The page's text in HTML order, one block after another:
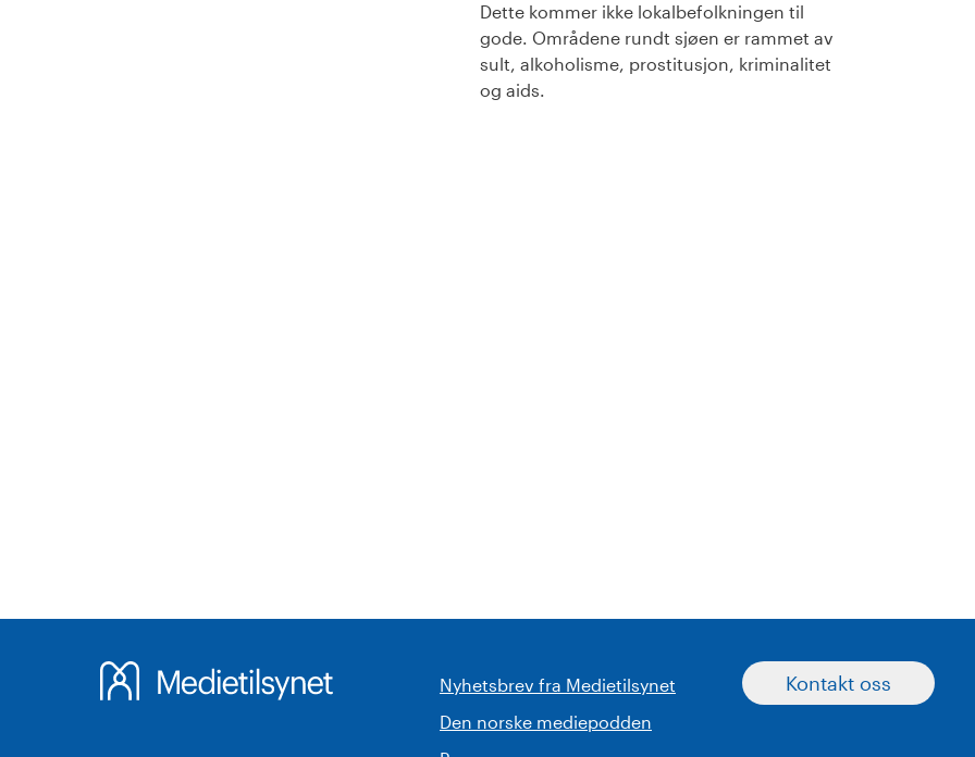
Dette kommer ikke lokalbefolkningen til
gode. Områdene rundt sjøen er rammet av
sult, alkoholisme, prostitusjon, kriminalitet
og aids.
Nyhetsbrev fra Medietilsynet
Den norske mediepodden
Kontakt oss